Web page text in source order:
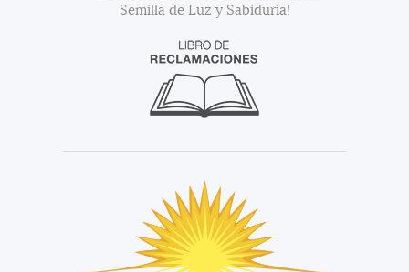
Semilla de Luz y Sabiduría!